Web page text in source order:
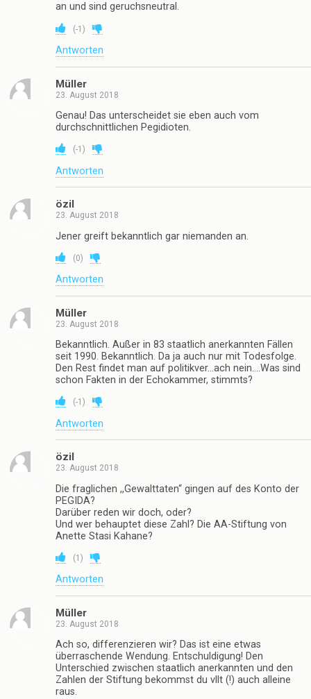
an und sind geruchsneutral.
(-1 )
Antworten
Müller
23. August 2018
Genau! Das unterscheidet sie eben auch vom
durchschnittlichen Pegidioten.
(-1 )
Antworten
özil
23. August 2018
Jener greift bekanntlich gar niemanden an.
(0)
Antworten
Müller
23. August 2018
Bekanntlich. Außer in 83 staatlich anerkannten Fällen
seit 1990. Bekanntlich. Da ja auch nur mit Todesfolge.
Den Rest findet man auf politikver…ach nein….Was sind
schon Fakten in der Echokammer, stimmts?
(-1 )
Antworten
özil
23. August 2018
Die fraglichen ,,Gewalttaten“ gingen auf des Konto der
PEGIDA?
Darüber reden wir doch, oder?
Und wer behauptet diese Zahl? Die AA-Stiftung von
Anette Stasi Kahane?
(1 )
Antworten
Müller
23. August 2018
Ach so, differenzieren wir? Das ist eine etwas
überraschende Wendung. Entschuldigung! Den
Unterschied zwischen staatlich anerkannten und den
Zahlen der Stiftung bekommst du vllt (!) auch alleine
raus.